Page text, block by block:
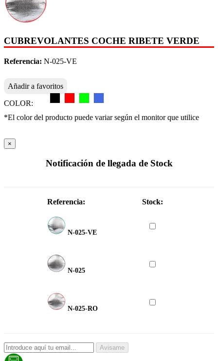
CUBREVOLANTES COCHE RIBETE VERDE
Referencia: N-025-VE
Añadir a favoritos
COLOR:
*El color del producto puede variar según el monitor que utilice
×
Notificación de llegada de Stock
Referencia: Stock:
N-025-VE
N-025
N-025-RO
Avisame